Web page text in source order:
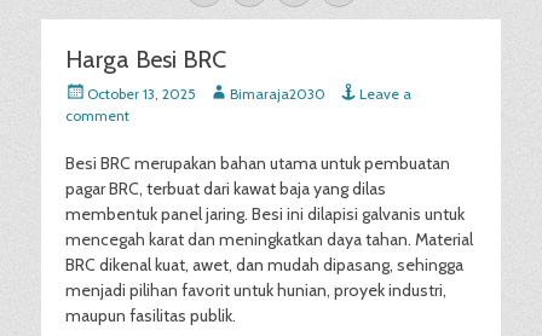
Harga Besi BRC
Posted
on
October 13, 2025 AuthorBimaraja2030
Leave a
comment
Besi BRC merupakan bahan utama untuk pembuatan
pagar BRC, terbuat dari kawat baja yang dilas
membentuk panel jaring. Besi ini dilapisi galvanis untuk
mencegah karat dan meningkatkan daya tahan. Material
BRC dikenal kuat, awet, dan mudah dipasang, sehingga
menjadi pilihan favorit untuk hunian, proyek industri,
maupun fasilitas publik.